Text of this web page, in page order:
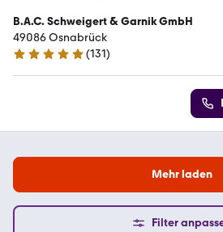
B.A.C. Schweigert & Garnik GmbH
49086 Osnabrück
4.8 Sterne
(131)
Mehr laden
Filter